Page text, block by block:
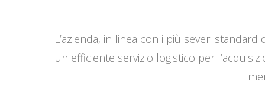
L’azienda, in linea con i più severi
un efficiente servizio logistico per